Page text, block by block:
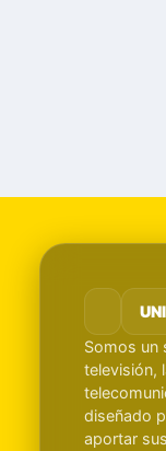
Somos un
televisión,
diseñado
aportar